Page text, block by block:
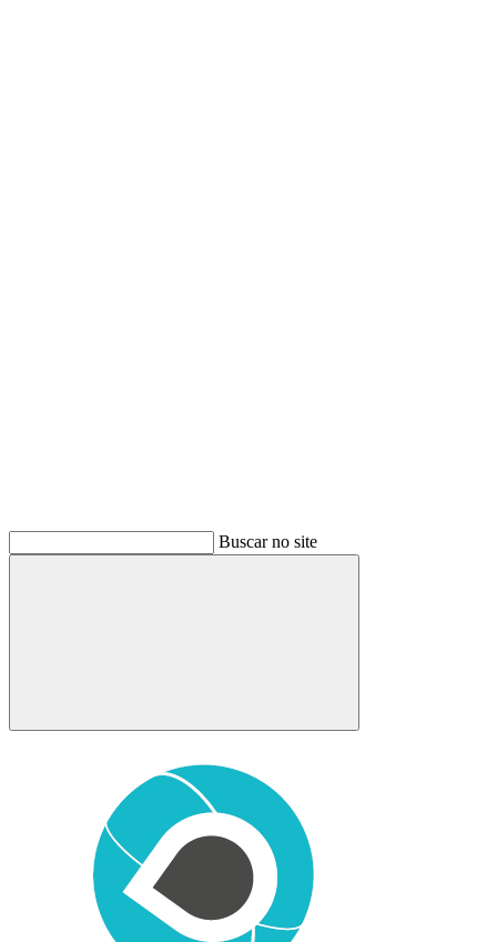
Buscar no site
Buscar